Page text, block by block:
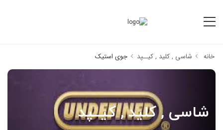
خانه شاسی , کلید , کیــپد جوی استیک
شاسی , کلید , کیــپد